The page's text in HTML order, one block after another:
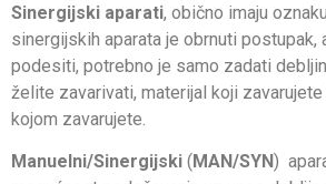
Sinergijski aparati, obično imaju oznaku
sinergijskih aparata je obrnuti postupak,
podesiti, potrebno je samo zadati
želite zavarivati, materijal koji
kojom zavarujete.
Manuelni/Sinergijski (MAN/SYN)